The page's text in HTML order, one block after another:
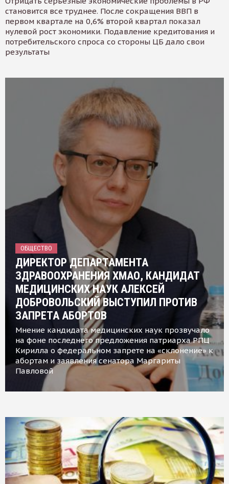
становится все труднее. После сокращения ВВП в
первом квартале на 0,6% второй квартал показал
нулевой рост экономики. Подавление кредитования и
потребительского спроса со стороны ЦБ дало свои
результаты
ОБЩЕСТВО
ДИРЕКТОР ДЕПАРТАМЕНТА
ЗДРАВООХРАНЕНИЯ ХМАО, КАНДИДАТ
МЕДИЦИНСКИХ НАУК АЛЕКСЕЙ
ДОБРОВОЛЬСКИЙ ВЫСТУПИЛ ПРОТИВ
ЗАПРЕТА АБОРТОВ
Мнение кандидата медицинских наук прозвучало
на фоне последнего предложения патриарха РПЦ
Кирилла о федеральном запрете на «склонение» к
абортам и заявления сенатора Маргариты
Павловой